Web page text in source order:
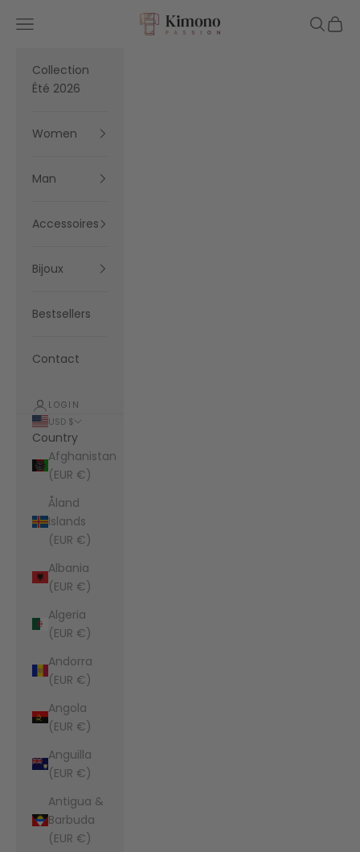
Kimono Passion
Navigation menu Search
Cart
Collection
Été 2026
Women
Man
Accessoires
Bijoux
Bestsellers
Contact
LOGIN
USD $
Country
Afghanistan
(EUR €)
Åland
Islands
(EUR €)
Albania
(EUR €)
Algeria
(EUR €)
Andorra
(EUR €)
Angola
(EUR €)
Anguilla
(EUR €)
Antigua &
Barbuda
(EUR €)